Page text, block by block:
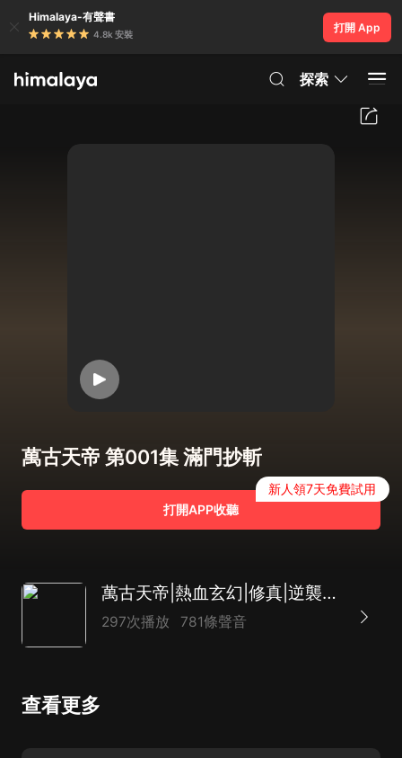
Himalaya-有聲書
4.8k 安裝
打開 App
探索
萬古天帝 第001集 滿門抄斬
打開APP收聽
新人領7天免費試用
萬古天帝|熱血玄幻|修真|逆襲爽文|多人劇
297次播放 781條聲音
查看更多